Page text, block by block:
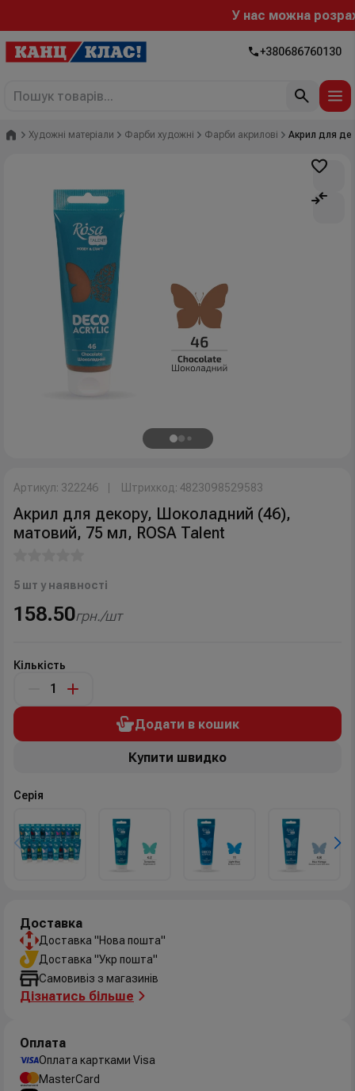
У нас можна
+380686760130
Головна
Художні матеріали Фарби художні Фарби акрилові Акрил для
Артикул: 322246 Штрихкод: 4823098529583
Акрил для декору, Шоколадний (46),
матовий, 75 мл, ROSA Talent
5 шт у наявності
158.50грн./шт
Кількість
Додати в кошик
Купити швидко
Серія
Доставка
Доставка "Нова пошта"
Доставка "Укр пошта"
Самовивіз з магазинів
Дізнатись більше
Оплата
Оплата картками Visa
MasterCard